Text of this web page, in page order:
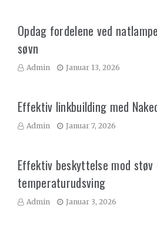
Opdag fordelene ved
søvn
Admin Januar 13, 2026
Effektiv linkbuilding med
Admin Januar 7, 2026
Effektiv beskyttelse mod støv
temperaturudsving
Admin Januar 3, 2026